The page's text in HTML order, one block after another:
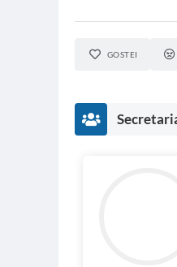
GOSTEI